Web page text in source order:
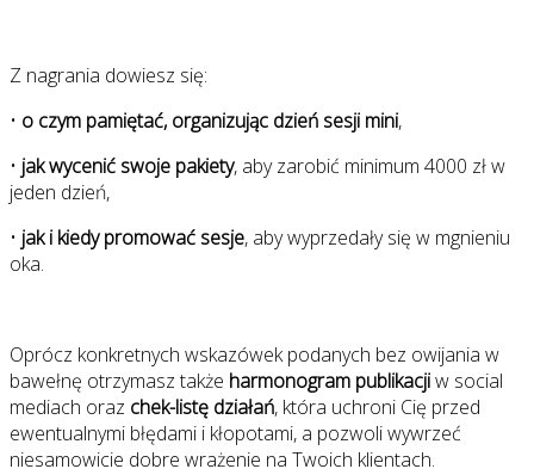
Z nagrania dowiesz się:
• o czym pamiętać, organizując dzień sesji mini,
• jak wycenić swoje pakiety, aby zarobić minimum 4000 zł w
jeden dzień,
• jak i kiedy promować sesje, aby wyprzedały się w mgnieniu
oka.
Oprócz konkretnych wskazówek podanych bez owijania w
bawełnę otrzymasz także harmonogram publikacjiw social
mediach oraz chek-listę działań, która uchroni Cię przed
ewentualnymi błędami i kłopotami, a pozwoli wywrzeć
niesamowicie dobre wrażenie na Twoich klientach.